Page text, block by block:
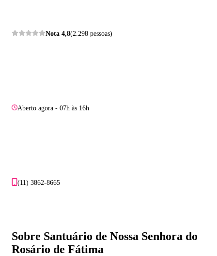
Nota 4,8(2.298 pessoas)
Aberto agora - 07h às 16h
(11) 3862-8665
Sobre Santuário de Nossa Senhora do
Rosário de Fátima